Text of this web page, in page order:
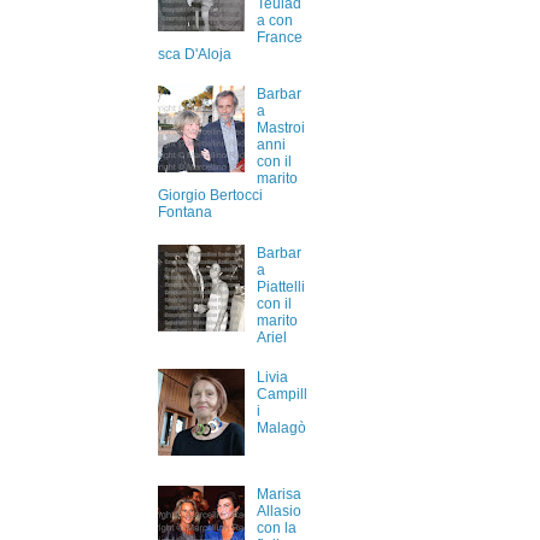
Teulad
a con
France
sca D'Aloja
Barbar
a
Mastroi
anni
con il
marito
Giorgio Bertocci
Fontana
Barbar
a
Piattelli
con il
marito
Ariel
Livia
Campill
i
Malagò
Marisa
Allasio
con la